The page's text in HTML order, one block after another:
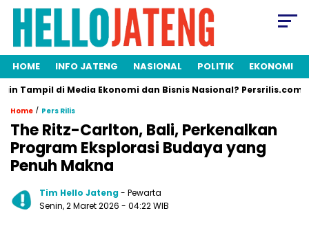
HOME INFO JATENG NASIONAL POLITIK EKONOMI
di Media Ekonomi dan Bisnis Nasional? Persrilis.com Siap
Home / Pers Rilis
The Ritz-Carlton, Bali, Perkenalkan
Program Eksplorasi Budaya yang
Penuh Makna
Tim Hello Jateng- Pewarta
Senin, 2 Maret 2026 - 04:22 WIB